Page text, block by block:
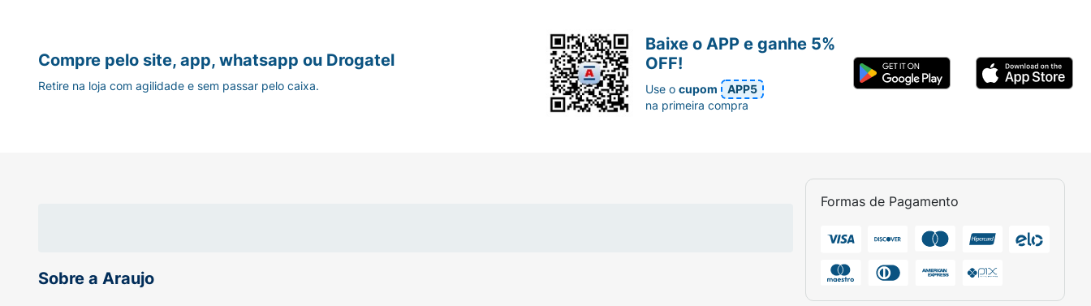
Sobre a Araujo
Formas de Pagamento
Compre pelo site, app, whatsapp ou Drogatel
Retire na loja com agilidade e sem passar pelo caixa.
Baixe o APP e ganhe 5%
OFF!
Use ocupom
APP5
na primeira compra